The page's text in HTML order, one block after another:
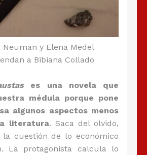
Neuman y Elena Medel
a Bibiana Collado
es una novela que
médula porque pone
algunos aspectos menos
literatura. Saca del olvido,
la cuestión de lo económico
La protagonista calcula lo